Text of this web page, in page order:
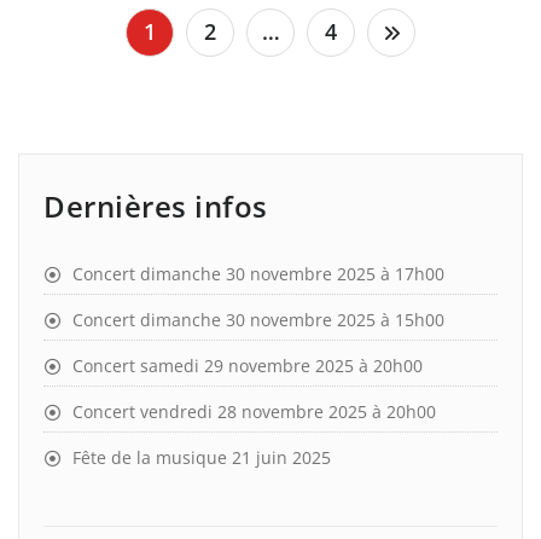
Pagination
1 2 … 4
Dernières infos
Concert dimanche 30 novembre 2025 à 17h00
Concert dimanche 30 novembre 2025 à 15h00
Concert samedi 29 novembre 2025 à 20h00
Concert vendredi 28 novembre 2025 à 20h00
Fête de la musique 21 juin 2025